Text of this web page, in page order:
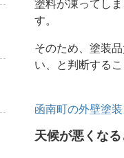
塗料が凍ってし
す。
そのため、塗装
い、と判断する
函南町の外壁塗
天候が悪くな